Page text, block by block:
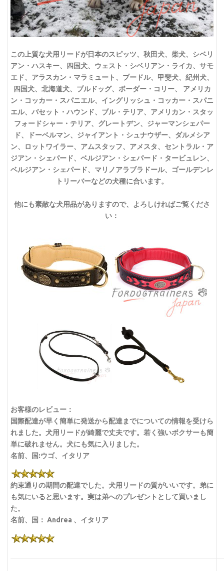
この上質な犬用リードが日本のスピッツ、秋田犬、柴犬、シベリ
アン・ハスキー、四国犬、ウェスト・シベリアン・ライカ、サモ
エド、アラスカン・マラミュート、プードル、甲斐犬、紀州犬、
四国犬、北海道犬、ブルドッグ、ボーダー・コリー、 アメリカ
ン・コッカー・スパニエル、イングリッシュ・コッカー・スパニ
エル、バセット・ハウンド、ブル・テリア、アメリカン・スタッ
フォードシャー・テリア、グレートデン、ジャーマンシェパー
ド、ドーベルマン、ジャイアント・シュナウザー、ダルメシア
ン、ロットワイラー、アムスタッフ、アメスタ、セントラル・ア
ジアン・シェパード、ベルジアン・シェパード・タービュレン、
ベルジアン・シェパード、マリノアラブラドール、ゴールデンレ
トリーバーなどの犬種に合います。
他にも素敵な犬用品がありますので、よろしければご覧くださ
い：
お客様のレビュー：
国際配達が早く簡単に発送から配達までについての情報を受けら
れました。犬用リードが綺麗で丈夫です。若く強いボクサーも簡
単に破れません。犬にも気に入りました。
名前、国:ウゴ、イタリア
約束通りの期間の配達でした。犬用リードの質がいいです。弟に
も気にいると思います。実は弟へのプレゼントとして買いまし
た。
名前、国： Andrea 、イタリア